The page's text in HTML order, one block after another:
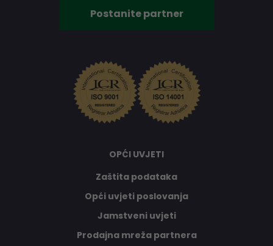
Postanite partner
OPĆI UVJETI
Zaštita podataka
Opći uvjeti poslovanja
Jamstveni uvjeti
Prodajna mreža partnera